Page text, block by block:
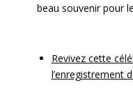
beau souvenir pour
Revivez cette
l’enregistrement